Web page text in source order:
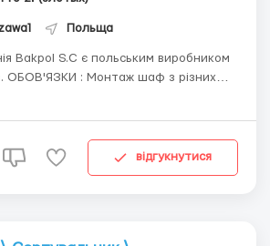
Польща
скручування елементів.
відгукнутися